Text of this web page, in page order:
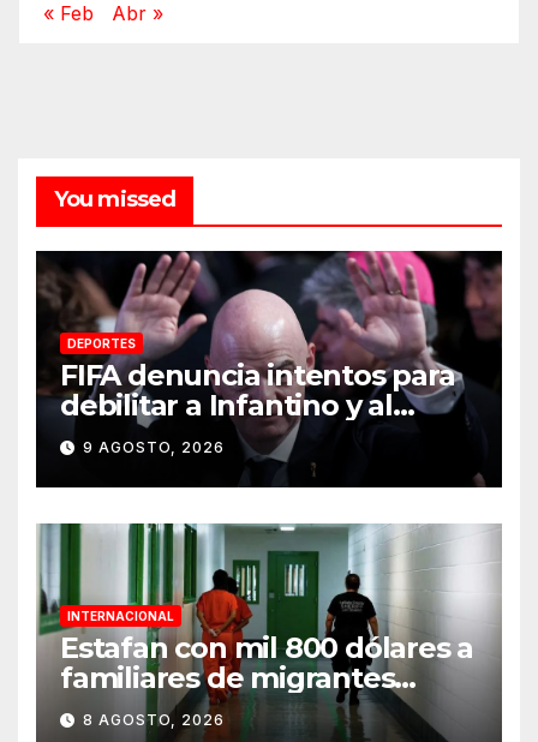
« Feb Abr »
You missed
DEPORTES
FIFA denuncia intentos para
debilitar a Infantino y al
propio organismo
9 AGOSTO, 2026
INTERNACIONAL
Estafan con mil 800 dólares a
familiares de migrantes
detenidos en Estados Unidos;
8 AGOSTO, 2026